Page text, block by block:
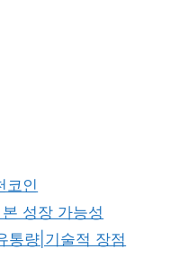
코인
성장 가능성
통량|기술적 장점